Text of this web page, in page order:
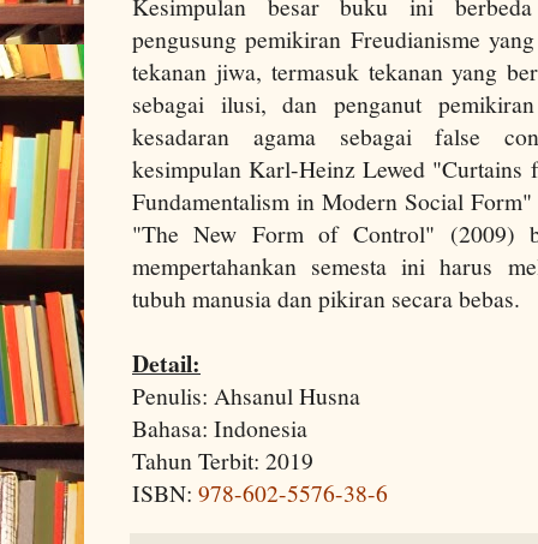
pengusung pemikiran Freudianisme
tekanan jiwa, termasuk tekanan yang
sebagai ilusi, dan penganut
kesadaran agama sebagai false
kesimpulan Karl-Heinz Lewed "Curtains
Fundamentalism in Modern Social
"The New Form of Control" (2009)
mempertahankan semesta ini harus
tubuh manusia dan pikiran secara bebas.
Detail:
Penulis: Ahsanul Husna
Bahasa: Indonesia
Tahun Terbit: 2019
ISBN: 978-602-5576-38-6